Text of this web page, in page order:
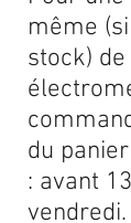
même
stock)
du
: avant
vendredi.